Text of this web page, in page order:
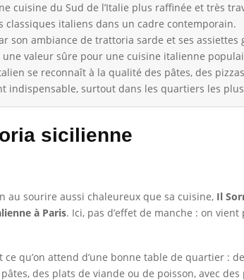
cuisine du Sud de l’Italie plus raffinée et très
classiques italiens dans un cadre contemporain.
son ambiance de trattoria sarde et ses assiettes
une valeur sûre pour une cuisine italienne
se reconnaît à la qualité des pâtes, des
indispensable, surtout dans les quartiers les
sicilienne
au sourire aussi chaleureux que sa cuisine, Il
à Paris. Ici, pas d’effet de manche : on
ce qu’on attend d’une bonne table de quartier
des plats de viande ou de poisson, avec